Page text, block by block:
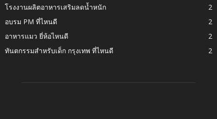
โรงงานผลิตอาหารเสริมลดน้ำหนัก
2
อบรม PM ที่ไหนดี
2
อาหารแมว ยี่ห้อไหนดี
2
ทันตกรรมสำหรับเด็ก กรุงเทพ ที่ไหนดี
2